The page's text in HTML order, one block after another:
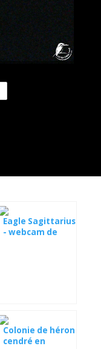
Eagle Sagittarius
- webcam de
Colonie de héron
cendré en